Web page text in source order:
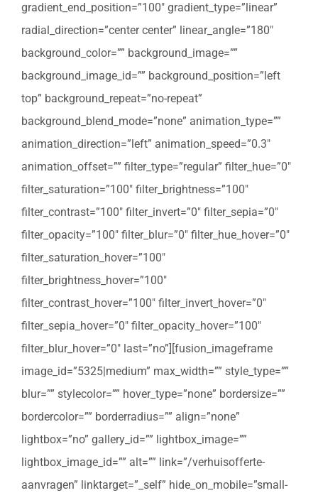
gradient_end_position=”100″ gradient_type=”linear”
radial_direction=”center center” linear_angle=”180″
background_color=”” background_image=””
background_image_id=”” background_position=”left
top” background_repeat=”no-repeat”
background_blend_mode=”none” animation_type=””
animation_direction=”left” animation_speed=”0.3″
animation_offset=”” filter_type=”regular” filter_hue=”0″
filter_saturation=”100″ filter_brightness=”100″
filter_contrast=”100″ filter_invert=”0″ filter_sepia=”0″
filter_opacity=”100″ filter_blur=”0″ filter_hue_hover=”0″
filter_saturation_hover=”100″
filter_brightness_hover=”100″
filter_contrast_hover=”100″ filter_invert_hover=”0″
filter_sepia_hover=”0″ filter_opacity_hover=”100″
filter_blur_hover=”0″ last=”no”][fusion_imageframe
image_id=”5325|medium” max_width=”” style_type=””
blur=”” stylecolor=”” hover_type=”none” bordersize=””
bordercolor=”” borderradius=”” align=”none”
lightbox=”no” gallery_id=”” lightbox_image=””
lightbox_image_id=”” alt=”” link=”/verhuisofferte-
aanvragen” linktarget=”_self” hide_on_mobile=”small-